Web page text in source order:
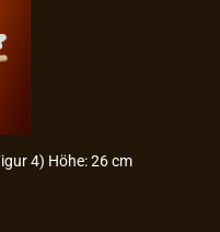
4) Höhe: 26 cm